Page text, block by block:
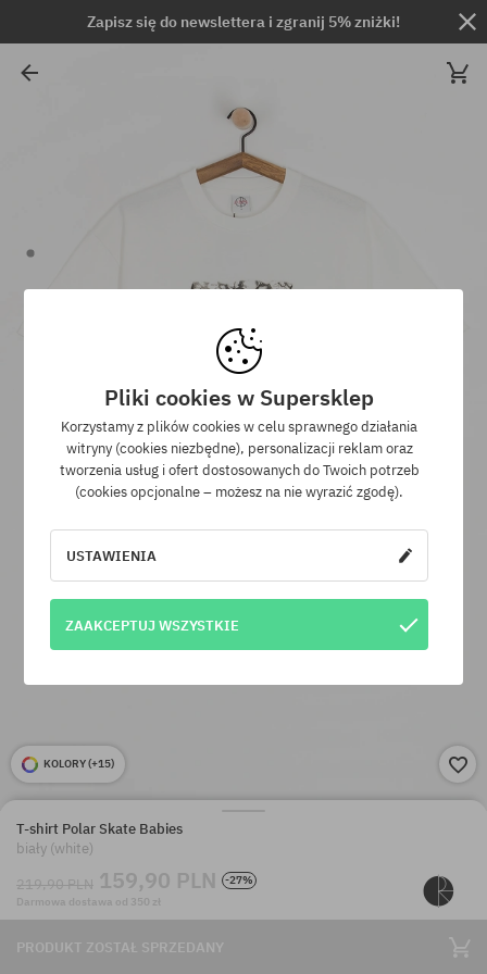
Zapisz się do newslettera i zgranij 5% zniżki!
KOLORY (+15)
T-shirt Polar Skate Babies
biały (white)
219,90 PLN 159,90 PLN
-27%
Darmowa dostawa od 350 zł
PRODUKT ZOSTAŁ SPRZEDANY
Pliki cookies w Supersklep
Korzystamy z plików cookies w celu sprawnego działania
witryny (cookies niezbędne), personalizacji reklam oraz
tworzenia usług i ofert dostosowanych do Twoich potrzeb
(cookies opcjonalne – możesz na nie wyrazić zgodę).
USTAWIENIA
ZAAKCEPTUJ WSZYSTKIE